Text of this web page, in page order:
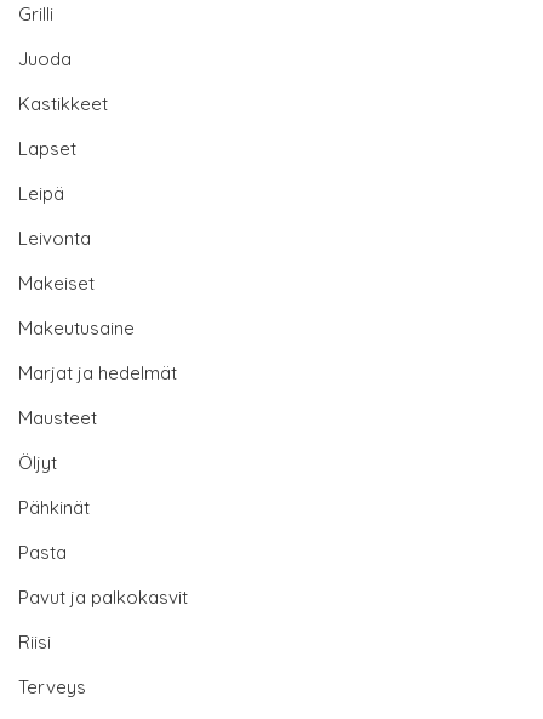
Grilli
Juoda
Kastikkeet
Lapset
Leipä
Leivonta
Makeiset
Makeutusaine
Marjat ja hedelmät
Mausteet
Öljyt
Pähkinät
Pasta
Pavut ja palkokasvit
Riisi
Terveys